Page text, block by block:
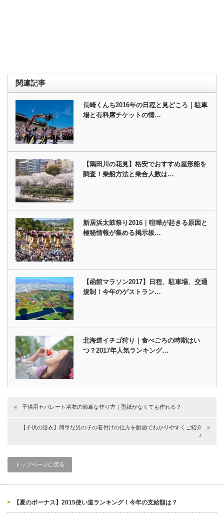
関連記事
長崎くんち2016年の日程と見どころ｜駐車
場と有料席チケットの情…
【隅田川の花見】格安でおすすめ屋形船を
調査！乗船方法と乗合人数は…
新居浜太鼓祭り2016｜喧嘩が起きる原因と
極秘情報が集める掲示板…
【函館マラソン2017】日程、駐車場、交通
規制！今年のゲストラン…
北海道イチゴ狩り｜食べごろの時期はい
つ？2017年人気ランキング…
子供用セパレート浴衣の簡単な作り方｜型紙がなくても作れる？
【子供の浴衣】簡単な男の子の着付けの仕方を動画でわかりやすくご紹介
♪
トップページに戻る
【夏のボーナス】2015使い道ランキング！今年の支給額は？